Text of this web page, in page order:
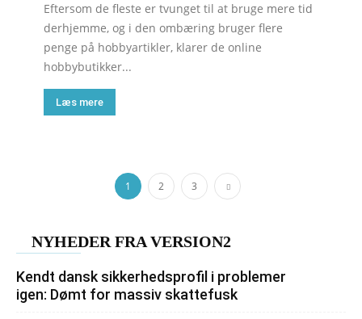
Eftersom de fleste er tvunget til at bruge mere tid
derhjemme, og i den ombæring bruger flere
penge på hobbyartikler, klarer de online
hobbybutikker...
Læs mere
1 2 3
NYHEDER FRA VERSION2
Kendt dansk sikkerhedsprofil i problemer
igen: Dømt for massiv skattefusk